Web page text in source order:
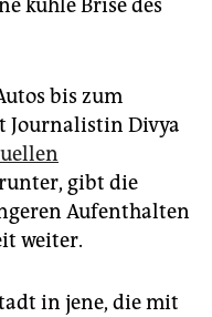
kühle Brise des
bis zum
Journalistin Divya
gibt die
Aufenthalten
weiter.
in jene, die mit